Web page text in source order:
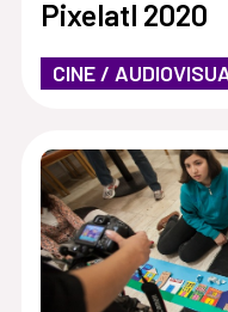
Pixelatl 2020
CINE /